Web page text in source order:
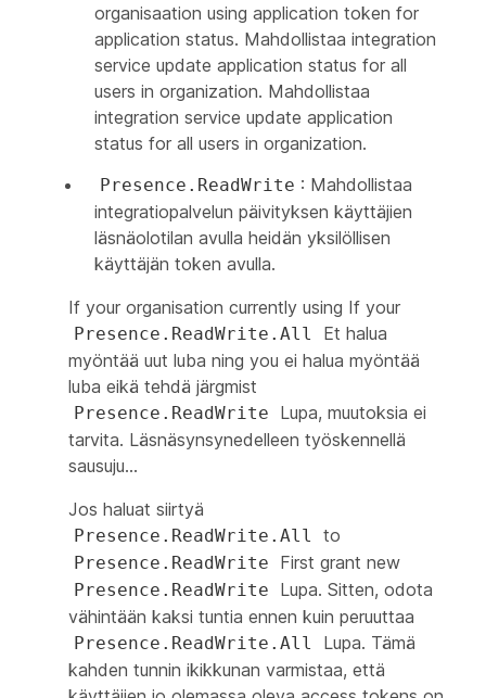
organisaation using application token for
application status. Mahdollistaa integration
service update application status for all
users in organization. Mahdollistaa
integration service update application
status for all users in organization.
Presence.ReadWrite : Mahdollistaa
integratiopalvelun päivityksen käyttäjien
läsnäolotilan avulla heidän yksilöllisen
käyttäjän token avulla.
If your organisation currently using If your
Presence.ReadWrite.All
Et halua
myöntää uut luba ning you ei halua myöntää
luba eikä tehdä järgmist
Presence.ReadWrite
Lupa, muutoksia ei
tarvita. Läsnäsynsynedelleen työskennellä
sausuju...
Jos haluat siirtyä
Presence.ReadWrite.All to
Presence.ReadWrite First grant new
Presence.ReadWrite
Lupa. Sitten, odota
vähintään kaksi tuntia ennen kuin peruuttaa
Presence.ReadWrite.All
Lupa. Tämä
kahden tunnin ikikkunan varmistaa, että